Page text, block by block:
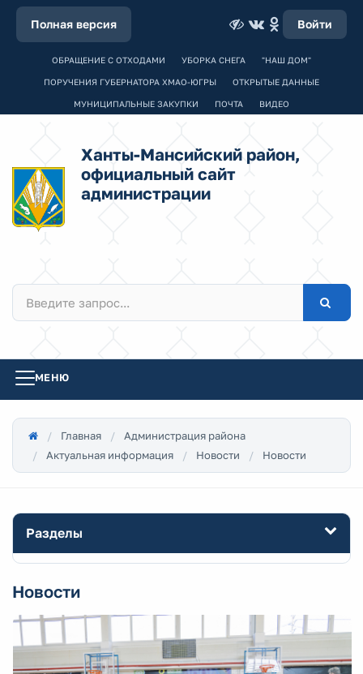
Полная версия Войти
ОБРАЩЕНИЕ С ОТХОДАМИ УБОРКА СНЕГА "НАШ ДОМ"
ПОРУЧЕНИЯ ГУБЕРНАТОРА ХМАО-ЮГРЫ ОТКРЫТЫЕ ДАННЫЕ
МУНИЦИПАЛЬНЫЕ ЗАКУПКИ ПОЧТА ВИДЕО
Ханты-Мансийский район,
официальный сайт
администрации
МЕНЮ
Главная
Администрация района
Актуальная информация
Новости Новости
Разделы
Новости